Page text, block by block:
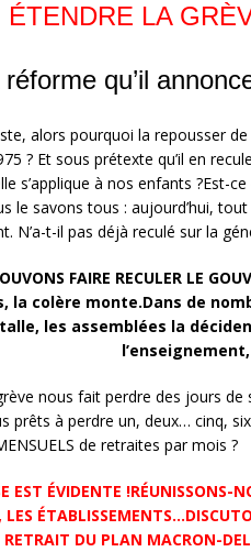
ÉTENDRE LA
qu’il
alors pourquoi la repousser
? Et sous prétexte qu’il en
s’applique à nos enfants ?Est-
le savons tous : aujourd’hui,
N’a-t-il pas déjà reculé sur la
FAIRE RECULER LE
la colère monte.Dans de
les assemblées la
l’enseignement,
nous fait perdre des jours
prêts à perdre un, deux… cinq,
de retraites par mois ?
EST ÉVIDENTE !RÉUNISSONS-
LES
RETRAIT DU PLAN MACRON-